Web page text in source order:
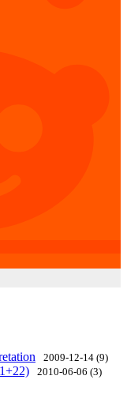
2009-12-14 (9)
2010-06-06 (3)